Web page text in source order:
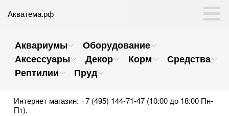
Акватема.рф
Аквариумы
Оборудование
Аксессуары
Декор Корм
Средства
Рептилии
Пруд
Интернет магазин: +7 (495) 144-71-47 (10:00 до 18:00 Пн-
Пт).